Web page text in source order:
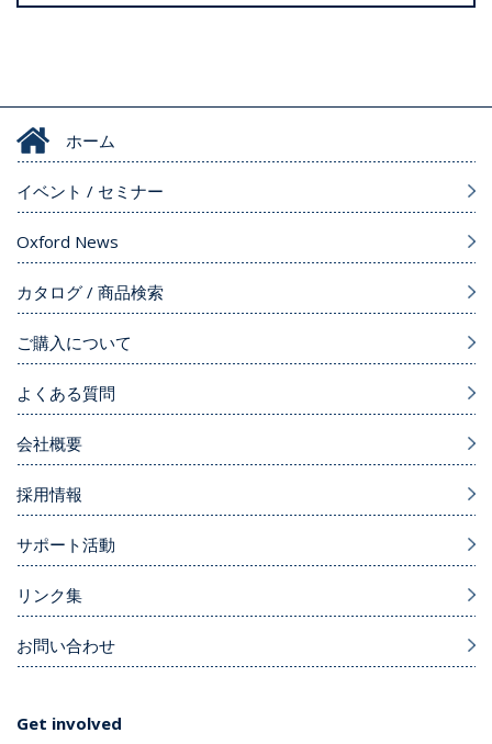
ホーム
イベント / セミナー
Oxford News
カタログ / 商品検索
ご購入について
よくある質問
会社概要
採用情報
サポート活動
リンク集
お問い合わせ
Get involved